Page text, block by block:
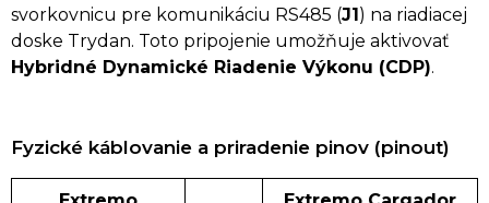
svorkovnicu pre komunikáciu RS485 (J1) na riadiacej
doske Trydan. Toto pripojenie umožňuje aktivovať
Hybridné Dynamické Riadenie Výkonu (CDP).
Fyzické káblovanie a priradenie pinov (pinout)